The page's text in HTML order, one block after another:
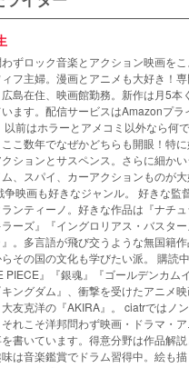
ずロック音楽とアクション映画を
フ主婦。漫画とアニメも大好き！
島在住、映画館勤務。新作は月5本
ます。配信サービスはAmazonプラ
以前はホラーとアメコミ以外なら何
こ数年でなぜかどちらも開眼！特
クションとサスペンス。さらに細か
、スパイ、カーアクションものが大
争映画も好きなジャンル。 好きな監
ンティーノ。好きな作品は『ナチ
ーズ』『イングロリアス・バスター
。多言語が飛び交うような無国籍作
その国の文化も学びたい派。 購読
PIECE』『銀魂』『ゴールデンカム
キングダム』、衝撃を受けたアニメ
友克洋の『AKIRA』。 ciatrではノ
それこそ洋邦問わず映画・ドラマ・
書いています。得意分野は作品解
味は音楽鑑賞でドラム習得中。絵も